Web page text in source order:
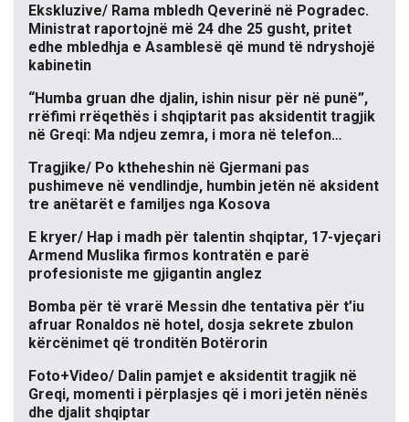
Ekskluzive/ Rama mbledh Qeverinë në Pogradec.
Ministrat raportojnë më 24 dhe 25 gusht, pritet
edhe mbledhja e Asamblesë që mund të ndryshojë
kabinetin
“Humba gruan dhe djalin, ishin nisur për në punë”,
rrëfimi rrëqethës i shqiptarit pas aksidentit tragjik
në Greqi: Ma ndjeu zemra, i mora në telefon…
Tragjike/ Po ktheheshin në Gjermani pas
pushimeve në vendlindje, humbin jetën në aksident
tre anëtarët e familjes nga Kosova
E kryer/ Hap i madh për talentin shqiptar, 17-vjeçari
Armend Muslika firmos kontratën e parë
profesioniste me gjigantin anglez
Bomba për të vrarë Messin dhe tentativa për t’iu
afruar Ronaldos në hotel, dosja sekrete zbulon
kërcënimet që tronditën Botërorin
Foto+Video/ Dalin pamjet e aksidentit tragjik në
Greqi, momenti i përplasjes që i mori jetën nënës
dhe djalit shqiptar